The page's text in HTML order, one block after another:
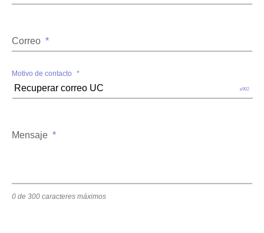
Correo *
Motivo de contacto *
Mensaje *
0 de 300 caracteres máximos